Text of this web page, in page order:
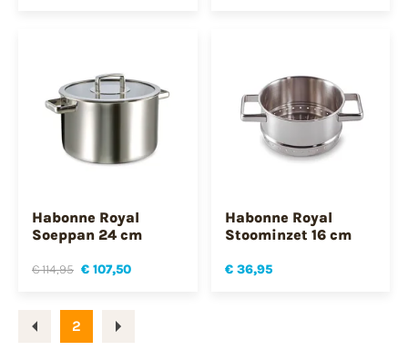
Habonne Royal
Soeppan 24 cm
€ 114,95 € 107,50
Habonne Royal
Stoominzet 16 cm
€ 36,95
2